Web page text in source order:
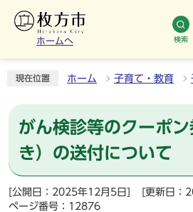
ホームへ 検索
現在位置 ホーム 子育て・教育
がん検診等のクーポ
き）の送付について
[公開日：2025年12月5日]
[更新日：
ページ番号：12876